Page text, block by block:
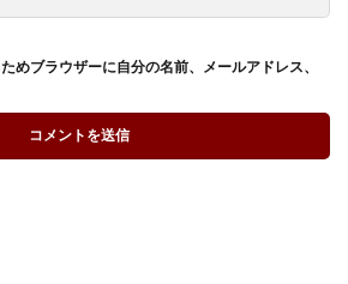
めブラウザーに自分の名前、メールアドレス、